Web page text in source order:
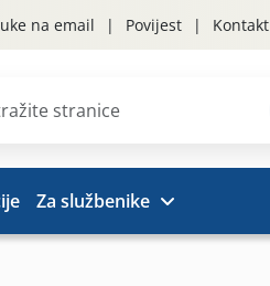
na email Povijest Kontakt
Za službenike